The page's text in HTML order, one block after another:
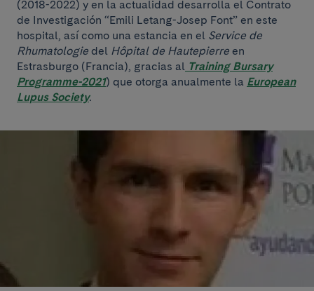
(2018-2022) y en la actualidad desarrolla el Contrato
de Investigación “Emili Letang-Josep Font” en este
hospital, así como una estancia en el Service de
Rhumatologie del Hôpital de Hautepierre en
Estrasburgo (Francia), gracias al Training Bursary
Programme-2021) que otorga anualmente la European
Lupus Society.